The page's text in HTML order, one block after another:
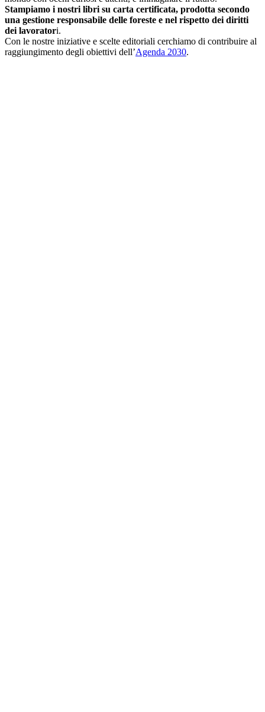
Stampiamo i nostri libri su carta certificata, prodotta secondo
una gestione responsabile delle foreste e nel rispetto dei diritti
dei lavoratori.
Con le nostre iniziative e scelte editoriali cerchiamo di contribuire al
raggiungimento degli obiettivi dell’Agenda 2030.